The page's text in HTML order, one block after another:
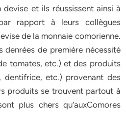
devise et ils réussissent ainsi à
rapport à leurs collègues
de la monnaie comorienne.
denrées de première nécessité
tomates, etc.) et des produits
dentifrice, etc.) provenant des
produits se trouvent partout à
plus chers qu’auxComores